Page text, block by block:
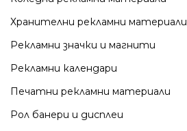
Хранителни рекламни материали
Рекламни значки и магнити
Рекламни календари
Печатни рекламни материали
Рол банери и дисплеи